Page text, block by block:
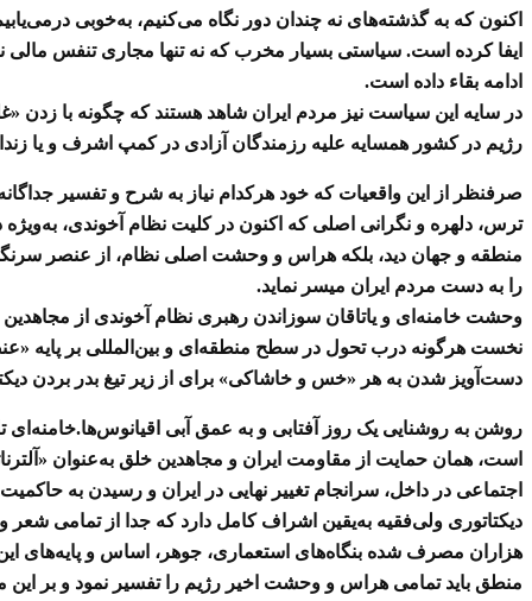
اکنون که به گذشته‌های نه چندان دور نگاه می‌کنیم، به‌خوبی
ایفا کرده است. سیاستی بسیار مخرب که نه تنها مجاری تنفس مالی
ادامه بقاء داده است.
در سایه این سیاست نیز مردم ایران شاهد هستند که چگونه با زدن
رژیم در کشور همسایه علیه رزمندگان آزادی در کمپ اشرف و یا
صرفنظر از این واقعیات که خود هرکدام نیاز به شرح و تفسیر
ترس، دلهره و نگرانی اصلی که اکنون در کلیت نظام آخوندی،
منطقه و جهان دید، بلکه هراس و وحشت اصلی نظام، از عنصر
را به دست مردم ایران میسر نماید.
وحشت خامنه‌ای و یاتاقان سوزاندن رهبری نظام آخوندی از
نخست هرگونه درب تحول در سطح منطقه‌ای و بین‌المللی بر پایه
دست‌آویز شدن به هر «خس و خاشاکی» برای از زیر تیغ بدر بردن
روشن به روشنایی یک روز آفتابی و به عمق آبی
است، همان حمایت از مقاومت ایران و مجاهدین خلق به‌عنوان
اجتماعی در داخل، سرانجام تغییر نهایی در ایران و رسیدن به
دیکتاتوری ولی‌فقیه به‌یقین اشراف کامل دارد که جدا از تمامی
هزاران مصرف شده بنگاه‌های استعماری، جوهر، اساس و پایه‌های
منطق باید تمامی هراس و وحشت اخیر رژیم را تفسیر نمود و بر این